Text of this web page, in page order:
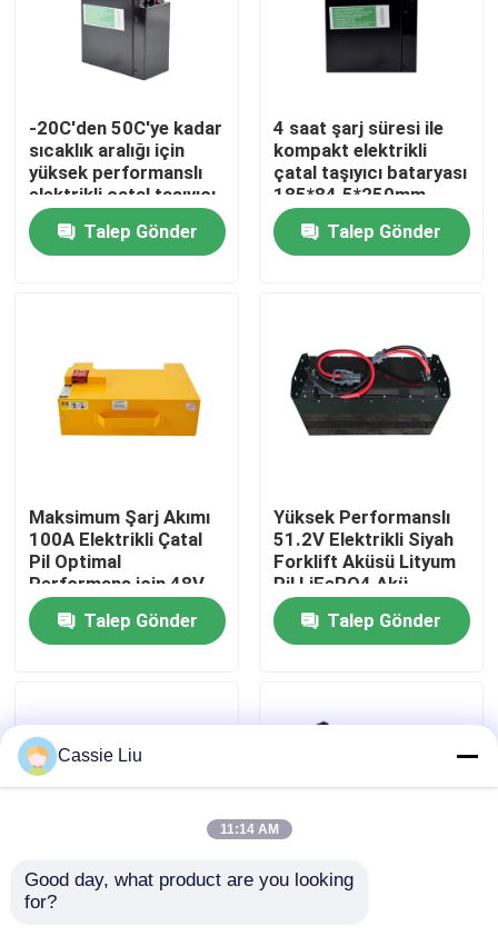
Ürünler
Hakkımızda
Kalite kontrol
Bir teklif isteği
Elektrikli Forklift Lityum İyon Pil
-20C'den 50C'ye kadar
sıcaklık aralığı için
yüksek performanslı
elektrikli çatal taşıyıcı
bataryası
Talep Gönder
4 saat şarj süresi ile
kompakt elektrikli
çatal taşıyıcı bataryası
185*84.5*250mm
Talep Gönder
Maksimum Şarj Akımı
100A Elektrikli Çatal
Pil Optimal
Performans için 48V
Voltaj
Talep Gönder
Yüksek Performanslı
51.2V Elektrikli Siyah
Forklift Aküsü Lityum
Pil LiFePO4 Akü
Talep Gönder
Güçlü ve dayanıklı
Cassie Liu
11:14 AM
Good day, what product are you looking
for?